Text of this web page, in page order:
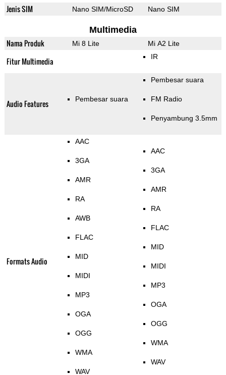
Jenis SIM Nano SIM/MicroSD Nano SIM
Multimedia
Nama Produk Mi 8 Lite Mi A2 Lite
Fitur Multimedia IR
Audio Features Pembesar suara
Pembesar suara
FM Radio
Penyambung 3.5mm
Formats Audio
AAC
3GA
AMR
RA
AWB
FLAC
MID
MIDI
MP3
OGA
OGG
WMA
WAV
AAC
3GA
AMR
RA
FLAC
MID
MIDI
MP3
OGA
OGG
WMA
WAV